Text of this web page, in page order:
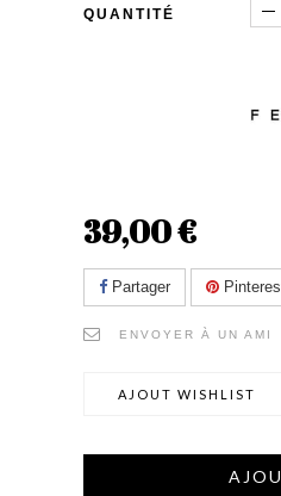
QUANTITÉ
39,00 €
Partager
ENVOYER À UN AMI
AJOUT WISHLIST